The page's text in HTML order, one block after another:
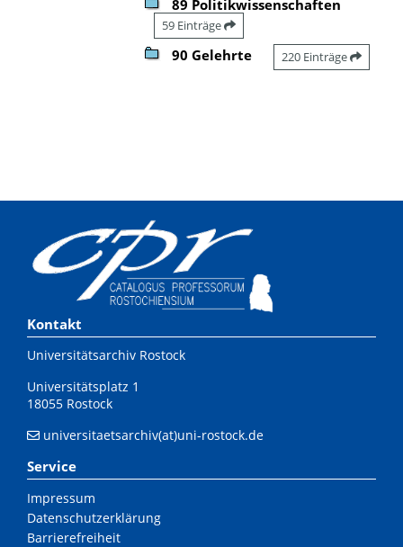
89 Politikwissenschaften
59 Einträge
90 Gelehrte 220 Einträge
Kontakt
Universitätsarchiv Rostock
Universitätsplatz 1
18055 Rostock
universitaetsarchiv(at)uni-rostock.de
Service
Impressum
Datenschutzerklärung
Barrierefreiheit